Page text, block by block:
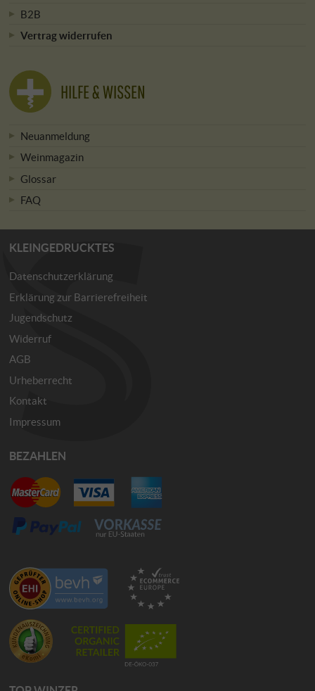
B2B
Vertrag widerrufen
HILFE & WISSEN
Neuanmeldung
Weinmagazin
Glossar
FAQ
KLEINGEDRUCKTES
Datenschutzerklärung
Erklärung zur Barrierefreiheit
Jugendschutz
Widerruf
AGB
Urheberrecht
Kontakt
Impressum
BEZAHLEN